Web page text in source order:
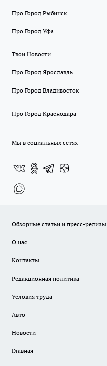
Про Город Рыбинск
Про Город Уфа
Твои Новости
Про Город Ярославль
Про Город Владивосток
Про Город Краснодара
Мы в социальных сетях
Обзорные статьи и пресс-релизы
О нас
Контакты
Редакционная политика
Условия труда
Авто
Новости
Главная